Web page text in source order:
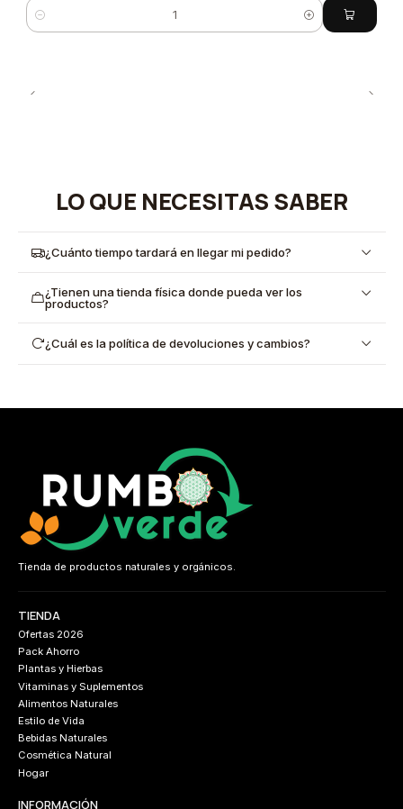
Cantidad
LO QUE NECESITAS SABER
¿Cuánto tiempo tardará en llegar mi pedido?
¿Tienen una tienda física donde pueda ver los
productos?
¿Cuál es la política de devoluciones y cambios?
Tienda de productos naturales y orgánicos.
TIENDA
Ofertas 2026
Pack Ahorro
Plantas y Hierbas
Vitaminas y Suplementos
Alimentos Naturales
Estilo de Vida
Bebidas Naturales
Cosmética Natural
Hogar
INFORMACIÓN